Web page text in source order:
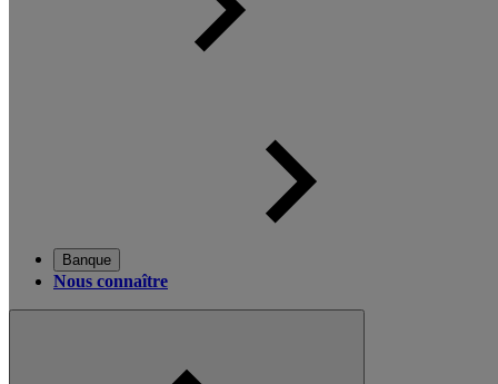
Banque
Nous connaître